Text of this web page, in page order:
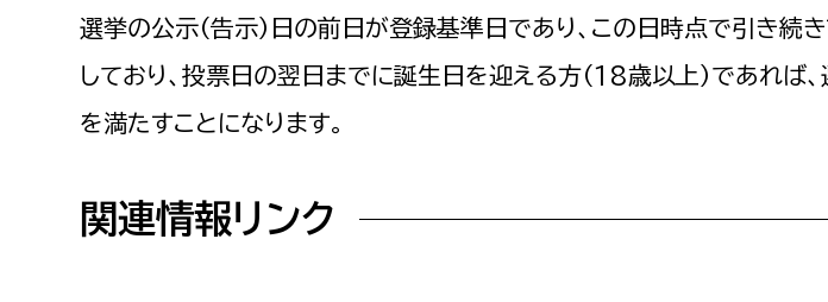
選挙の公示（告示）日の前日が登録基準日であり、この日時点で引き続
しており、投票日の翌日までに誕生日を迎える方（18歳以上）であれば
を満たすことになります。
関連情報リンク